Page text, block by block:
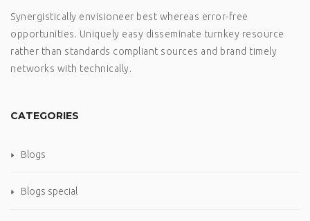
Synergistically envisioneer best whereas error-free
opportunities. Uniquely easy disseminate turnkey resource
rather than standards compliant sources and brand timely
networks with technically.
CATEGORIES
Blogs
Blogs special